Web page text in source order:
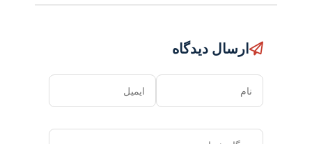
ارسال دیدگاه
نام ایمیل
دیدگاه